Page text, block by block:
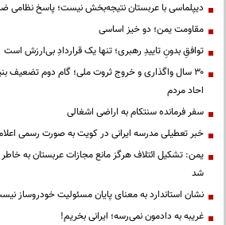
دیپلماسی با عربستان نتیجه‌بخش نیست؛ پاسخ نظامی
مقاومت یمن؛ دو خیز اساسی
توافقِ بدونِ تاییدِ رهبری؛ تنها یک قراردادِ بی‌ارزش است
۳۰ سال واگذاری و خروج ثروت ملی؛ گام دوم تضعیف
احاد مردم
سفر فرمانده سنتکام به اراضی اشغالی
خبر تعطیلی مدرسه ایرانی در کویت به صورت رسمی
یمن: تشکیل ائتلاف هرگز مانع مجازات عربستان به
شد
نشان استاندارد به معنای پایان مسئولیت خودروساز
غریبه به دادمون نمی‌رسه؛ ایرانی بخریم!